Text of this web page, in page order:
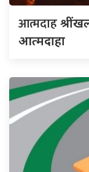
आत्मदाह
आत्मदाहा